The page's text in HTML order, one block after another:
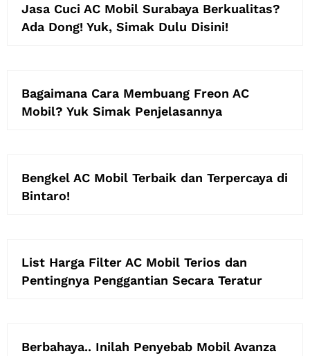
Jasa Cuci AC Mobil Surabaya Berkualitas?
Ada Dong! Yuk, Simak Dulu Disini!
Bagaimana Cara Membuang Freon AC
Mobil? Yuk Simak Penjelasannya
Bengkel AC Mobil Terbaik dan Terpercaya di
Bintaro!
List Harga Filter AC Mobil Terios dan
Pentingnya Penggantian Secara Teratur
Berbahaya.. Inilah Penyebab Mobil Avanza